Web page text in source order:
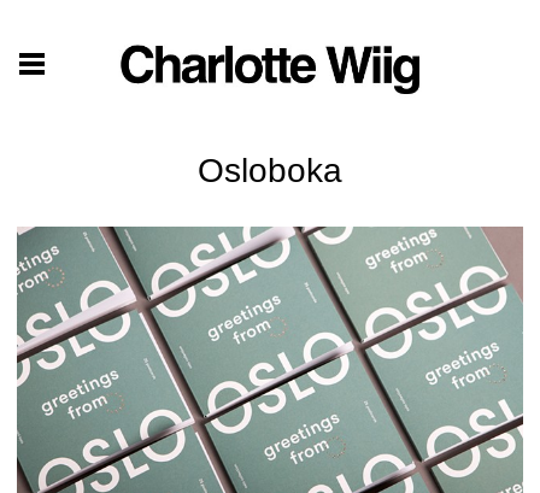
Osloboka